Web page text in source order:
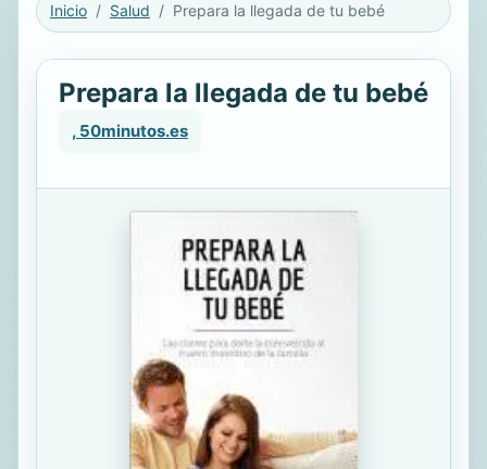
Inicio Salud Prepara la llegada de tu bebé
Prepara la llegada de tu bebé
, 50minutos.es